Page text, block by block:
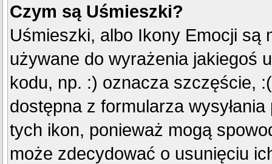
Czym są Uśmieszki?
Uśmieszki, albo Ikony Emocji są
używane do wyrażenia jakiegoś
kodu, np. :) oznacza szczęście,
dostępna z formularza
tych ikon, ponieważ mogą
może zdecydować o usunięciu